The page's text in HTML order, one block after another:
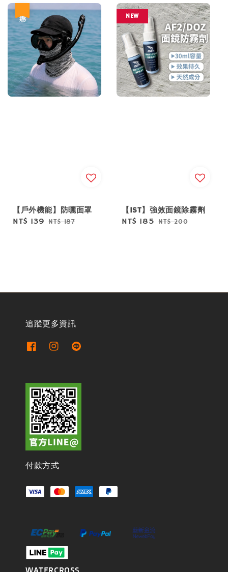
【戶外機能】防曬面罩
Sale
NT$ 139 Regular
NT$ 187
NEW
【IST】強效面鏡除霧劑
Sale
NT$ 185 Regular
NT$ 200
追蹤更多資訊
付款方式
WATERCROSS